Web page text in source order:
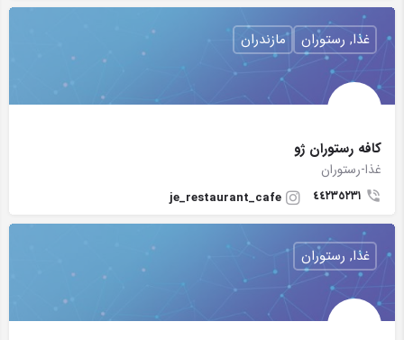
كافه رستوران ژو
غذا-رستوران
٤٤٢٣٥٢٣١ je_restaurant_cafe
غذا, رستوران مازندران
غذا, رستوران